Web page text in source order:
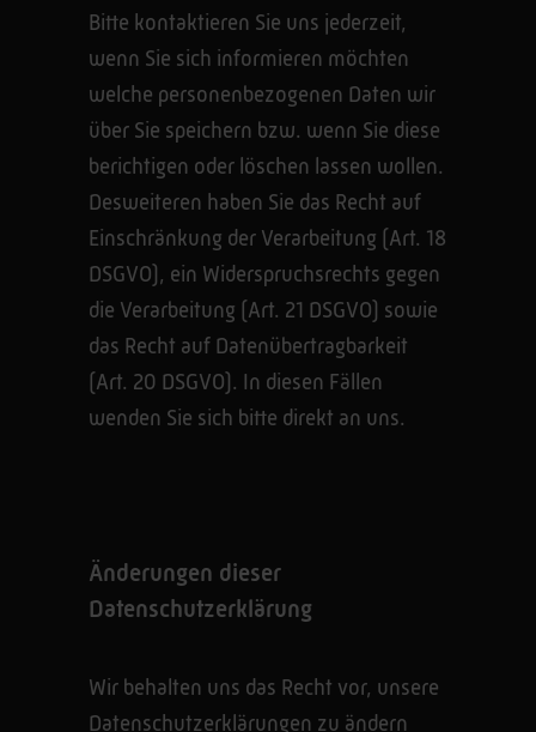
Bitte kontaktieren Sie uns jederzeit,
wenn Sie sich informieren möchten
welche personenbezogenen Daten wir
über Sie speichern bzw. wenn Sie diese
berichtigen oder löschen lassen wollen.
Desweiteren haben Sie das Recht auf
Einschränkung der Verarbeitung (Art. 18
DSGVO), ein Widerspruchsrechts gegen
die Verarbeitung (Art. 21 DSGVO) sowie
das Recht auf Datenübertragbarkeit
(Art. 20 DSGVO). In diesen Fällen
wenden Sie sich bitte direkt an uns.
Änderungen dieser
Datenschutzerklärung
Wir behalten uns das Recht vor, unsere
Datenschutzerklärungen zu ändern